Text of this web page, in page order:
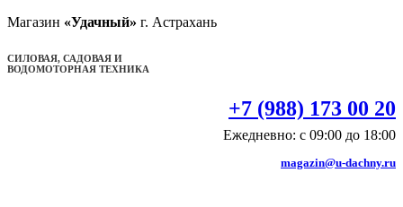
Магазин «Удачный» г. Астрахань
СИЛОВАЯ, САДОВАЯ И
ВОДОМОТОРНАЯ ТЕХНИКА
+7 (988) 173 00 20
Ежедневно: с 09:00 до 18:00
magazin@u-dachny.ru